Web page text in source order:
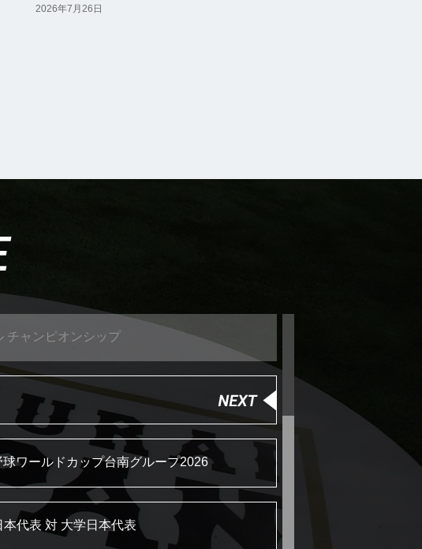
2026年7月26日
宮崎
チャンピオンシップ
球ワールドカップ台南グループ2026
本代表 対 大学日本代表